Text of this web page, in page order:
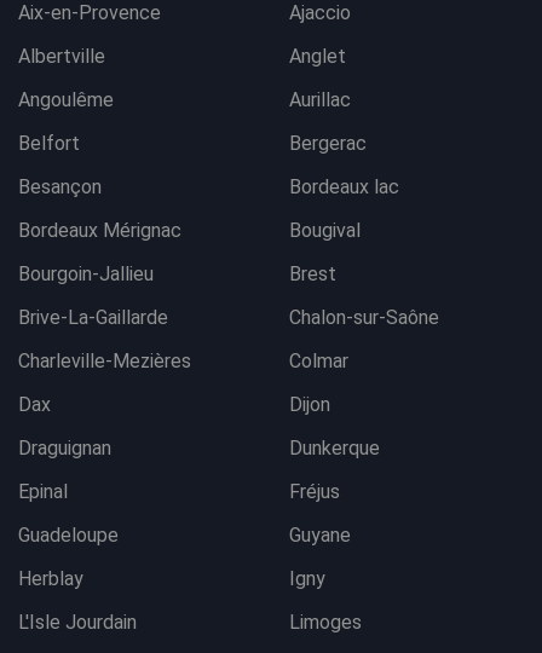
Aix-en-Provence
Ajaccio
Albertville
Anglet
Angoulême
Aurillac
Belfort
Bergerac
Besançon
Bordeaux lac
Bordeaux Mérignac
Bougival
Bourgoin-Jallieu
Brest
Brive-La-Gaillarde
Chalon-sur-Saône
Charleville-Mezières
Colmar
Dax
Dijon
Draguignan
Dunkerque
Epinal
Fréjus
Guadeloupe
Guyane
Herblay
Igny
L'Isle Jourdain
Limoges